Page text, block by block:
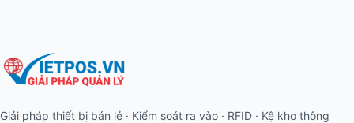
Giải pháp thiết bị bán lẻ · Kiểm soát ra vào · RFID · Kệ kho thông